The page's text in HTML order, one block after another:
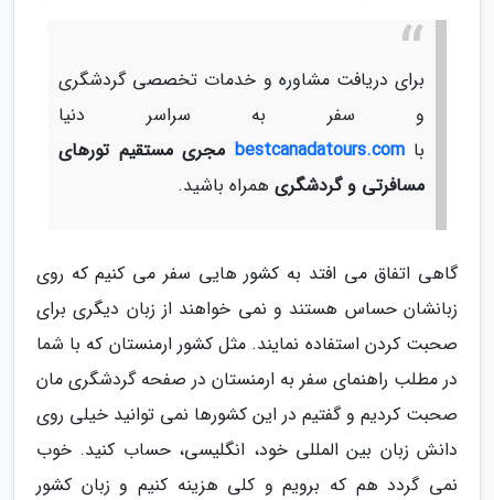
برای دریافت مشاوره و خدمات تخصصی گردشگری
و سفر به سراسر دنیا
باbestcanadatours.com مجری مستقیم تورهای
مسافرتی و گردشگری همراه باشید.
گاهی اتفاق می افتد به کشور هایی سفر می کنیم که روی
زبانشان حساس هستند و نمی خواهند از زبان دیگری برای
صحبت کردن استفاده نمایند. مثل کشور ارمنستان که با شما
در مطلب راهنمای سفر به ارمنستان در صفحه گردشگری مان
صحبت کردیم و گفتیم در این کشورها نمی توانید خیلی روی
دانش زبان بین المللی خود، انگلیسی، حساب کنید. خوب
نمی گردد هم که برویم و کلی هزینه کنیم و زبان کشور